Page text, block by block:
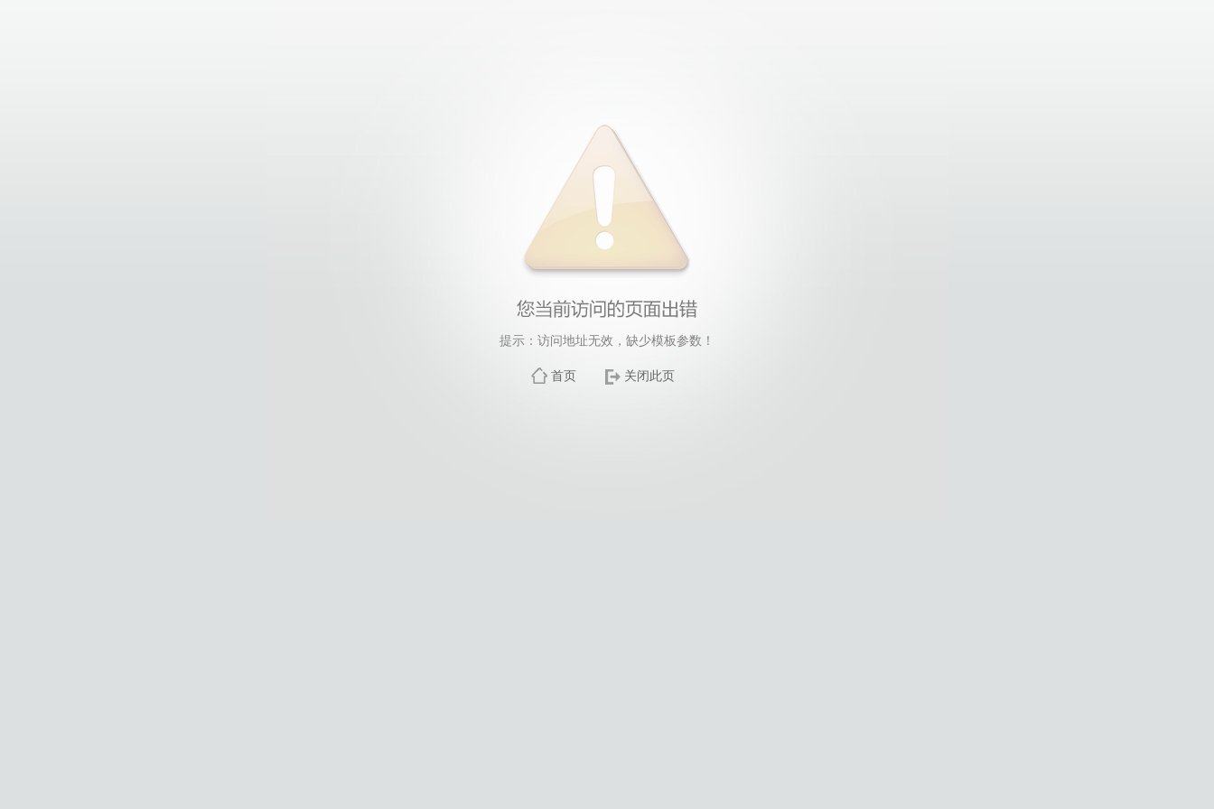
提示：访问地址无效，缺少模板参数！
首页 关闭此页